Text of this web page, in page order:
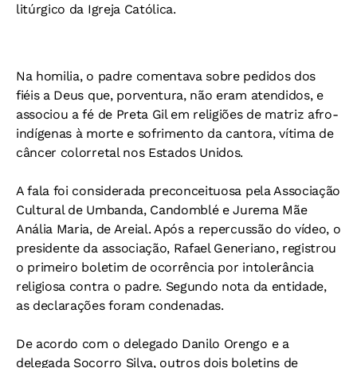
litúrgico da Igreja Católica.
Na homilia, o padre comentava sobre pedidos dos
fiéis a Deus que, porventura, não eram atendidos, e
associou a fé de Preta Gil em religiões de matriz afro-
indígenas à morte e sofrimento da cantora, vítima de
câncer colorretal nos Estados Unidos.
A fala foi considerada preconceituosa pela Associação
Cultural de Umbanda, Candomblé e Jurema Mãe
Anália Maria, de Areial. Após a repercussão do vídeo, o
presidente da associação, Rafael Generiano, registrou
o primeiro boletim de ocorrência por intolerância
religiosa contra o padre. Segundo nota da entidade,
as declarações foram condenadas.
De acordo com o delegado Danilo Orengo e a
delegada Socorro Silva, outros dois boletins de